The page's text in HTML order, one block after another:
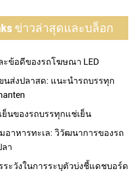
ข่าวล่าสุดและบล็อก
ะข้อดีของรถโฆษณา LED
นส่งปลาสด: แนะนำรถบรรทุก
นของรถบรรทุกแช่เย็น
อาหารทะเล: วิวัฒนาการของรถ
า
ะวังในการระบุตัวบ่งชี้แดชบอร์ด